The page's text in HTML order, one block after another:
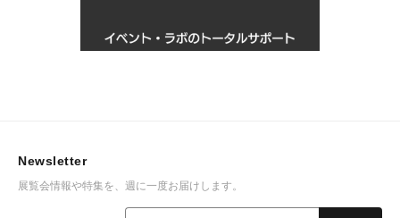
Newsletter
展覧会情報や特集を、週に一度お届けします。